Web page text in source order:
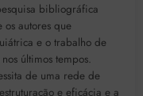
bibliográfica
autores que
e o trabalho de
últimos tempos.
de uma rede de
e eficácia e a